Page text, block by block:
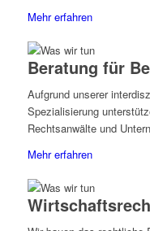
Mehr erfahren
Beratung für
Aufgrund unserer
Spezialisierung
Rechtsanwälte und
Mehr erfahren